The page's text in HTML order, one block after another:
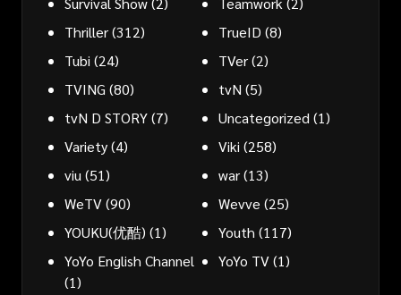
Thriller(312) TrueID (8)
Tubi (24) TVer(2)
TVING (80) tvN (5)
tvN D STORY(7) Uncategorized (1)
Variety(4) Viki (258)
viu (51) war(13)
WeTV(90) Wevve (25)
YOUKU(优酷) (1) Youth (117)
YoYo English Channel
(1)
YoYo TV(1)